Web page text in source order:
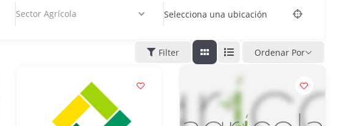
Sector Agrícola Selecciona una ubicación
Filter Ordenar Por